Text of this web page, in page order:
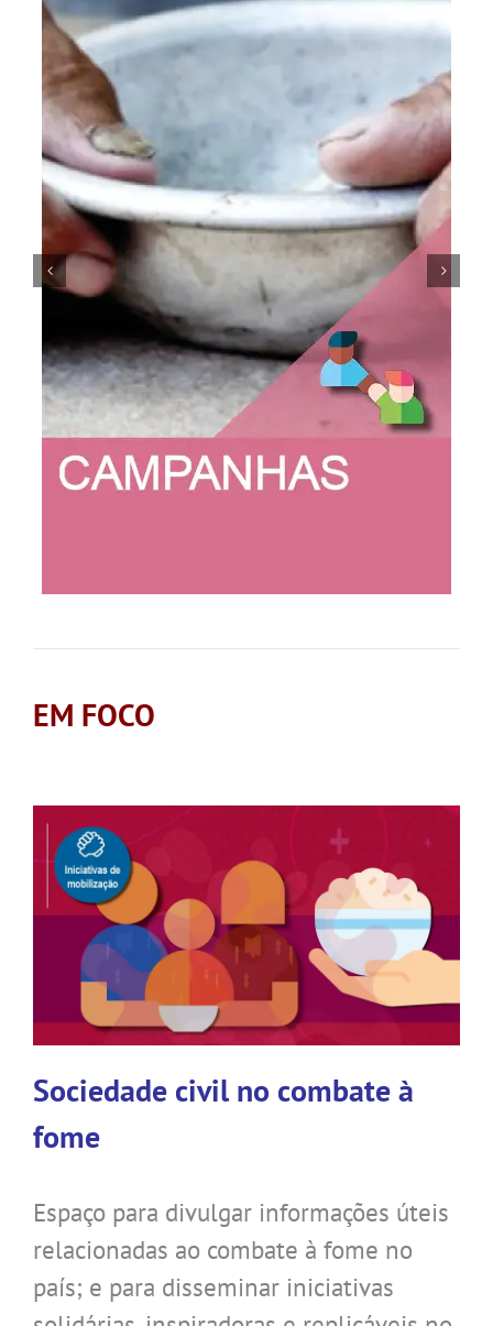
EM FOCO
Sociedade civil no combate à
fome
Espaço para divulgar informações úteis
relacionadas ao combate à fome no
país; e para disseminar iniciativas